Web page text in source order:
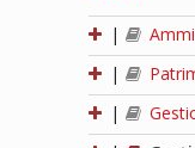
|
|
|